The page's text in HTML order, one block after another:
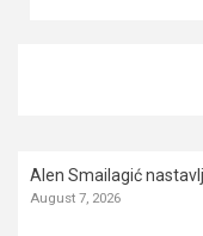
Alen Smailagić
August 7, 2026